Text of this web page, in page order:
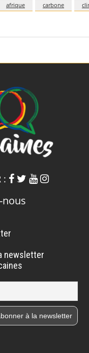
afrique carbone
:
nous
newsletter